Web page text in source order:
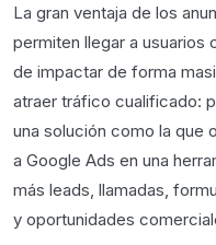
La gran ventaja de los
permiten llegar a usuarios
de impactar de forma
atraer tráfico cualificado:
una solución como la que
a Google Ads en una
más leads, llamadas,
y oportunidades